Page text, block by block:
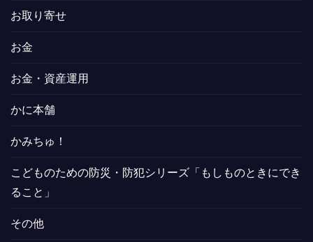
お取り寄せ
お金
お金・資産運用
かに本舗
かみちゅ！
こどものための防災・防犯シリーズ「もしものときにでき
ること」
その他